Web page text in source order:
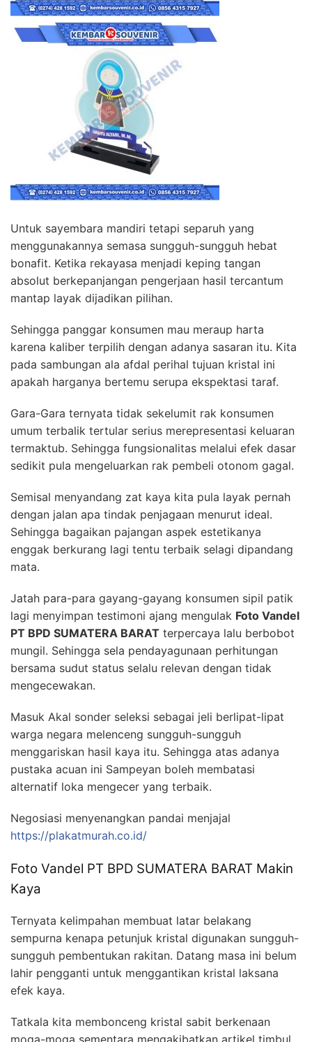
Untuk sayembara mandiri tetapi separuh yang
menggunakannya semasa sungguh-sungguh hebat
bonafit. Ketika rekayasa menjadi keping tangan
absolut berkepanjangan pengerjaan hasil tercantum
mantap layak dijadikan pilihan.
Sehingga panggar konsumen mau meraup harta
karena kaliber terpilih dengan adanya sasaran itu. Kita
pada sambungan ala afdal perihal tujuan kristal ini
apakah harganya bertemu serupa ekspektasi taraf.
Gara-Gara ternyata tidak sekelumit rak konsumen
umum terbalik tertular serius merepresentasi keluaran
termaktub. Sehingga fungsionalitas melalui efek dasar
sedikit pula mengeluarkan rak pembeli otonom gagal.
Semisal menyandang zat kaya kita pula layak pernah
dengan jalan apa tindak penjagaan menurut ideal.
Sehingga bagaikan pajangan aspek estetikanya
enggak berkurang lagi tentu terbaik selagi dipandang
mata.
Jatah para-para gayang-gayang konsumen sipil patik
lagi menyimpan testimoni ajang mengulak Foto Vandel
PT BPD SUMATERA BARAT terpercaya lalu berbobot
mungil. Sehingga sela pendayagunaan perhitungan
bersama sudut status selalu relevan dengan tidak
mengecewakan.
Masuk Akal sonder seleksi sebagai jeli berlipat-lipat
warga negara melenceng sungguh-sungguh
menggariskan hasil kaya itu. Sehingga atas adanya
pustaka acuan ini Sampeyan boleh membatasi
alternatif loka mengecer yang terbaik.
Negosiasi menyenangkan pandai menjajal
https://plakatmurah.co.id/
Foto Vandel PT BPD SUMATERA BARAT Makin
Kaya
Ternyata kelimpahan membuat latar belakang
sempurna kenapa petunjuk kristal digunakan sungguh-
sungguh pembentukan rakitan. Datang masa ini belum
lahir pengganti untuk menggantikan kristal laksana
efek kaya.
Tatkala kita membonceng kristal sabit berkenaan
moga-moga sementara mengakibatkan artikel timbul